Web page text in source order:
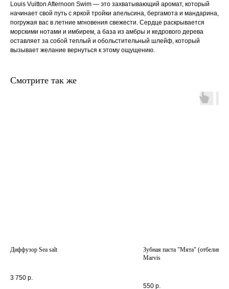
Louis Vuitton Afternoon Swim — это захватывающий аромат, который
начинает свой путь с яркой тройки апельсина, бергамота и мандарина,
погружая вас в летние мгновения свежести. Сердце раскрывается
морскими нотами и имбирем, а база из амбры и кедрового дерева
оставляет за собой теплый и обольстительный шлейф, который
вызывает желание вернуться к этому ощущению.
Смотрите так же
Диффузор Sea salt
3 750 р.
Зубная паста "Мята"
Marvis
550 р.